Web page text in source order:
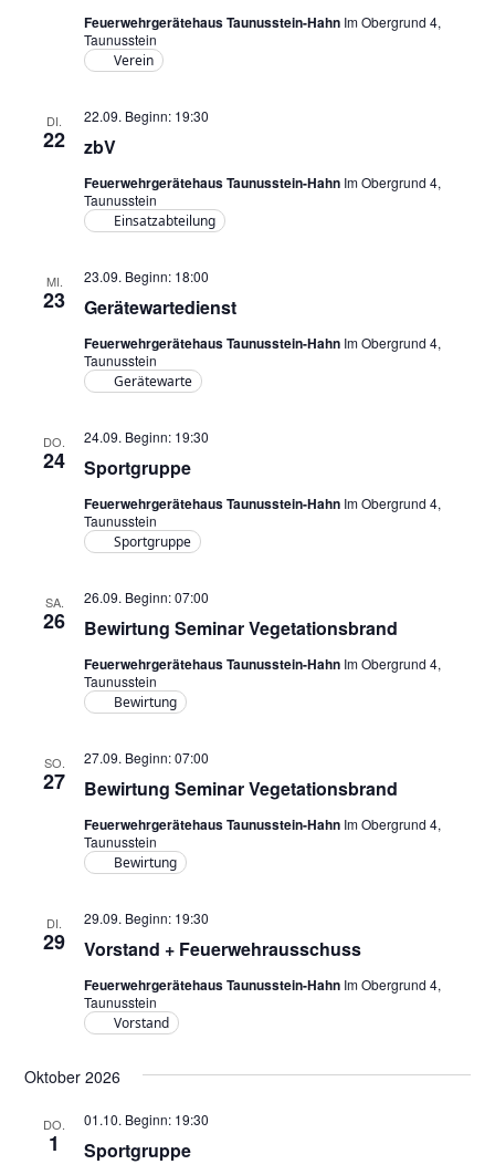
Feuerwehrgerätehaus Taunusstein-Hahn Im Obergrund 4,
Taunusstein
Verein
DI.
22 zbV
22.09. Beginn: 19:30
Feuerwehrgerätehaus Taunusstein-Hahn Im Obergrund 4,
Taunusstein
Einsatzabteilung
MI.
23 Gerätewartedienst
23.09. Beginn: 18:00
Feuerwehrgerätehaus Taunusstein-Hahn Im Obergrund 4,
Taunusstein
Gerätewarte
DO.
24 Sportgruppe
24.09. Beginn: 19:30
Feuerwehrgerätehaus Taunusstein-Hahn Im Obergrund 4,
Taunusstein
Sportgruppe
SA.
26 Bewirtung Seminar Vegetationsbrand
26.09. Beginn: 07:00
Feuerwehrgerätehaus Taunusstein-Hahn Im Obergrund 4,
Taunusstein
Bewirtung
SO.
27 Bewirtung Seminar Vegetationsbrand
27.09. Beginn: 07:00
Feuerwehrgerätehaus Taunusstein-Hahn Im Obergrund 4,
Taunusstein
Bewirtung
DI.
29 Vorstand + Feuerwehrausschuss
29.09. Beginn: 19:30
Feuerwehrgerätehaus Taunusstein-Hahn Im Obergrund 4,
Taunusstein
Vorstand
Oktober 2026
DO.
1 Sportgruppe
01.10. Beginn: 19:30